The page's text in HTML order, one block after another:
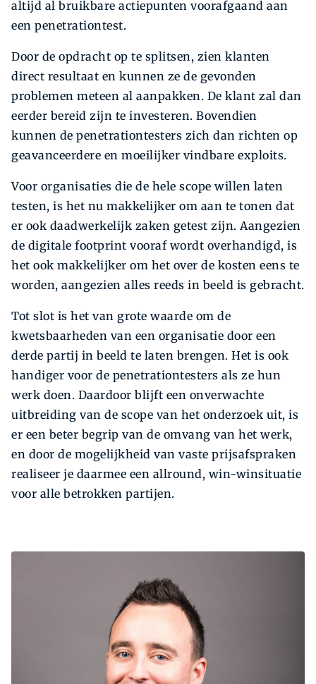
altijd al bruikbare actiepunten voorafgaand aan
een penetrationtest.
Door de opdracht op te splitsen, zien klanten
direct resultaat en kunnen ze de gevonden
problemen meteen al aanpakken. De klant zal dan
eerder bereid zijn te investeren. Bovendien
kunnen de penetrationtesters zich dan richten op
geavanceerdere en moeilijker vindbare exploits.
Voor organisaties die de hele scope willen laten
testen, is het nu makkelijker om aan te tonen dat
er ook daadwerkelijk zaken getest zijn. Aangezien
de digitale footprint vooraf wordt overhandigd, is
het ook makkelijker om het over de kosten eens te
worden, aangezien alles reeds in beeld is gebracht.
Tot slot is het van grote waarde om de
kwetsbaarheden van een organisatie door een
derde partij in beeld te laten brengen. Het is ook
handiger voor de penetrationtesters als ze hun
werk doen. Daardoor blijft een onverwachte
uitbreiding van de scope van het onderzoek uit, is
er een beter begrip van de omvang van het werk,
en door de mogelijkheid van vaste prijsafspraken
realiseer je daarmee een allround, win-winsituatie
voor alle betrokken partijen.